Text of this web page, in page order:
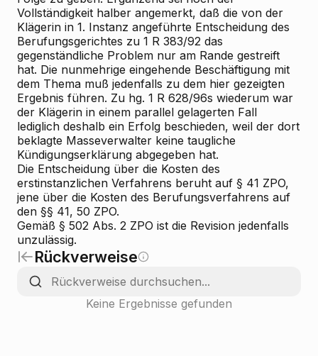
Vollständigkeit halber angemerkt, daß die von der
Klägerin in 1. Instanz angeführte Entscheidung des
Berufungsgerichtes zu 1 R 383/92 das
gegenständliche Problem nur am Rande gestreift
hat. Die nunmehrige eingehende Beschäftigung mit
dem Thema muß jedenfalls zu dem hier gezeigten
Ergebnis führen. Zu hg. 1 R 628/96s wiederum war
der Klägerin in einem parallel gelagerten Fall
lediglich deshalb ein Erfolg beschieden, weil der dort
beklagte Masseverwalter keine taugliche
Kündigungserklärung abgegeben hat.
Die Entscheidung über die Kosten des
erstinstanzlichen Verfahrens beruht auf § 41 ZPO,
jene über die Kosten des Berufungsverfahrens auf
den §§ 41, 50 ZPO.
Gemäß § 502 Abs. 2 ZPO ist die Revision jedenfalls
unzulässig.
Rückverweise
Keine Ergebnisse gefunden